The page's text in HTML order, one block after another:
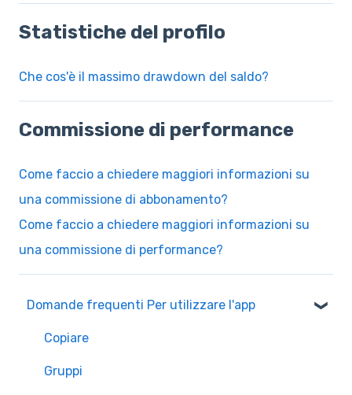
Statistiche del profilo
Che cos'è il massimo drawdown del saldo?
Commissione di performance
Come faccio a chiedere maggiori informazioni su
una commissione di abbonamento?
Come faccio a chiedere maggiori informazioni su
una commissione di performance?
Domande frequenti Per utilizzare l'app
Copiare
Gruppi